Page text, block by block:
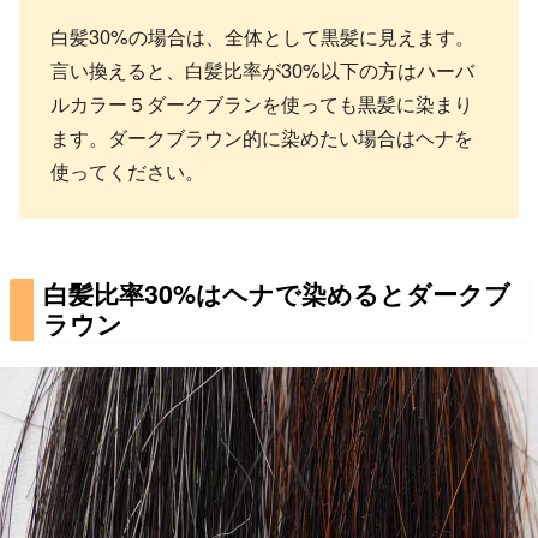
白髪30%の場合は、全体として黒髪に見えます。
言い換えると、白髪比率が30%以下の方はハーバ
ルカラー５ダークブランを使っても黒髪に染まり
ます。ダークブラウン的に染めたい場合はヘナを
使ってください。
白髪比率30%はヘナで染めるとダークブ
ラウン